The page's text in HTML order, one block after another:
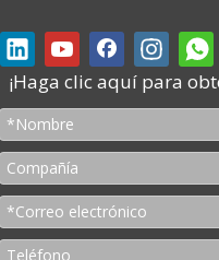
¡Haga clic aquí para